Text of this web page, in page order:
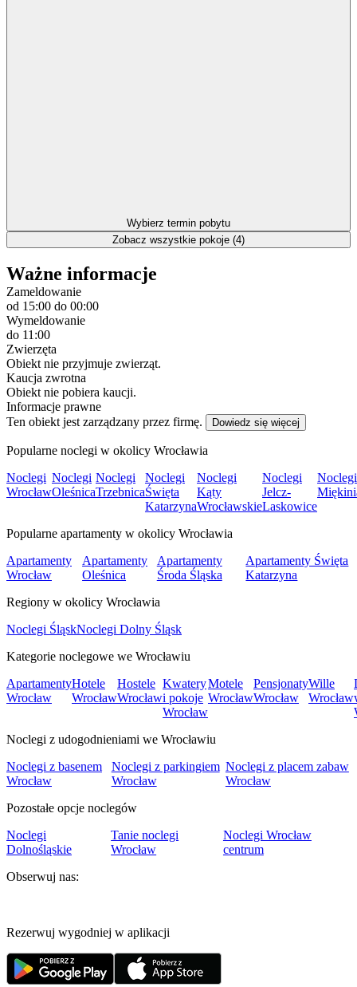
Wybierz termin pobytu
Zobacz wszystkie pokoje (4)
Ważne informacje
Zameldowanie
od 15:00 do 00:00
Wymeldowanie
do 11:00
Zwierzęta
Obiekt nie przyjmuje zwierząt.
Kaucja zwrotna
Obiekt nie pobiera kaucji.
Informacje prawne
Ten obiekt jest zarządzany przez firmę.
Dowiedz się więcej
Popularne noclegi w okolicy Wrocławia
Noclegi
Wrocław
Noclegi
Oleśnica
Noclegi
Trzebnica
Noclegi
Święta
Katarzyna
Noclegi
Kąty
Wrocławskie
Noclegi
Jelcz-
Laskowice
Noclegi
Popularne apartamenty w okolicy Wrocławia
Apartamenty
Wrocław
Apartamenty
Oleśnica
Apartamenty
Środa Śląska
Apartamenty Święta
Katarzyna
Regiony w okolicy Wrocławia
Noclegi ŚląskNoclegi Dolny Śląsk
Kategorie noclegowe we Wrocławiu
Apartamenty
Wrocław
Hotele
Wrocław
Hostele
Wrocław
Kwatery
i pokoje
Wrocław
Motele
Wrocław
Pensjonaty
Wrocław
Wille
Wrocław
Noclegi z udogodnieniami we Wrocławiu
Noclegi z basenem
Wrocław
Noclegi z parkingiem
Wrocław
Noclegi z placem zabaw
Wrocław
Pozostałe opcje noclegów
Noclegi
Dolnośląskie
Tanie noclegi
Wrocław
Noclegi Wrocław
centrum
Obserwuj nas:
Rezerwuj wygodniej w aplikacji